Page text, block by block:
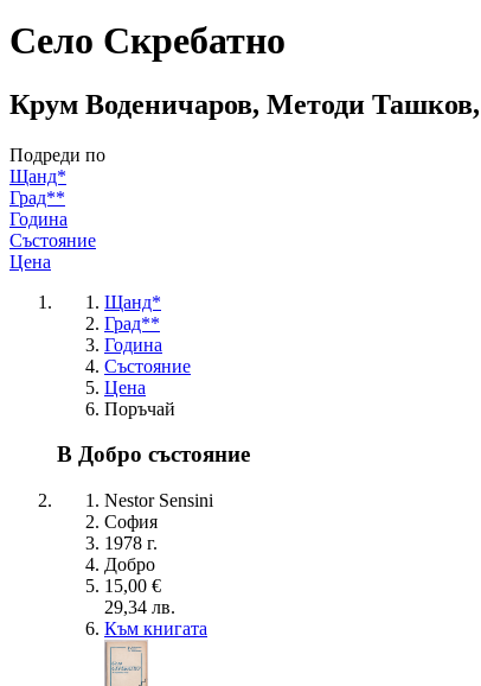
Село Скребатно
Крум Воденичаров, Методи
Подреди по
Щанд*
Град**
Година
Състояние
Цена
Щанд*
Град**
Година
Състояние
Цена
Поръчай
В Добро състояние
Nestor Sensini
София
1978 г.
Добро
15,00 €
29,34 лв.
Към книгата